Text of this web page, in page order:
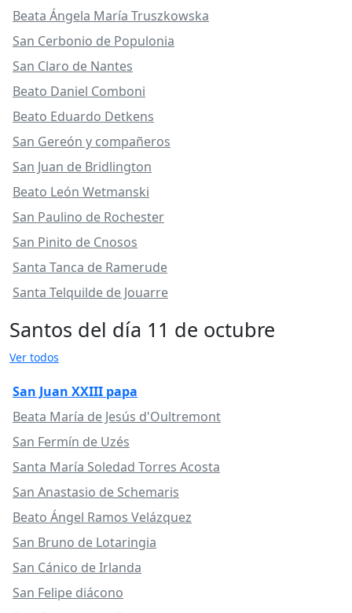
Beata Ángela María Truszkowska
San Cerbonio de Populonia
San Claro de Nantes
Beato Daniel Comboni
Beato Eduardo Detkens
San Gereón y compañeros
San Juan de Bridlington
Beato León Wetmanski
San Paulino de Rochester
San Pinito de Cnosos
Santa Tanca de Ramerude
Santa Telquilde de Jouarre
Santos del día 11 de octubre
Ver todos
San Juan XXIII papa
Beata María de Jesús d'Oultremont
San Fermín de Uzés
Santa María Soledad Torres Acosta
San Anastasio de Schemaris
Beato Ángel Ramos Velázquez
San Bruno de Lotaringia
San Cánico de Irlanda
San Felipe diácono